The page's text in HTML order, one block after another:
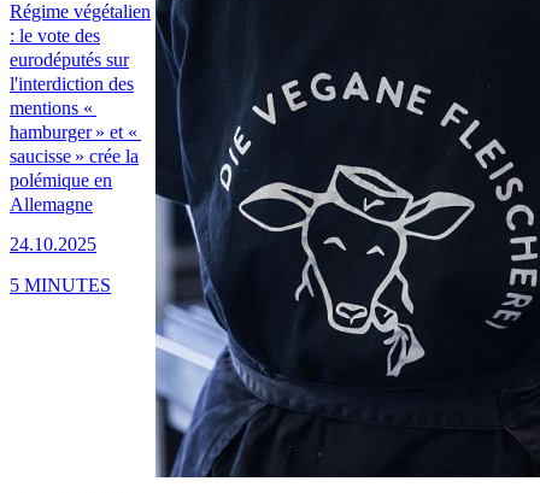
Régime végétalien
: le vote des
eurodéputés sur
l'interdiction des
mentions «
hamburger » et «
saucisse » crée la
polémique en
Allemagne
24.10.2025
5 MINUTES